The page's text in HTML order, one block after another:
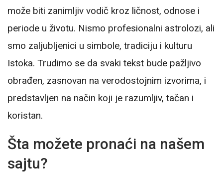
može biti zanimljiv vodič kroz ličnost, odnose i
periode u životu. Nismo profesionalni astrolozi, ali
smo zaljubljenici u simbole, tradiciju i kulturu
Istoka. Trudimo se da svaki tekst bude pažljivo
obrađen, zasnovan na verodostojnim izvorima, i
predstavljen na način koji je razumljiv, tačan i
koristan.
Šta možete pronaći na našem
sajtu?